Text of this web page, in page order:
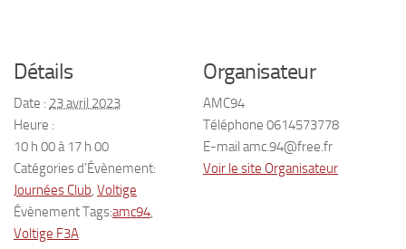
Détails
Date : 23 avril 2023
Heure :
10 h 00 à 17 h 00
Catégories d’Évènement:
Journées Club, Voltige
Évènement Tags:amc94,
Voltige F3A
Organisateur
AMC94
Téléphone 0614573778
E-mail amc.94@free.fr
Voir le site Organisateur